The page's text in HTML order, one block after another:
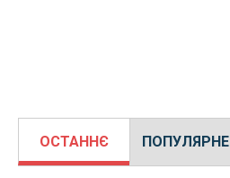
ОСТАННЄ ПОПУЛЯРНЕ